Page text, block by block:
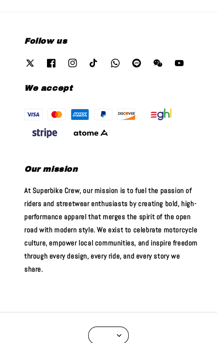
Follow us
We accept
Our mission
At Superbike Crew, our mission is to fuel the passion of
riders and streetwear enthusiasts by creating bold, high-
performance apparel that merges the spirit of the open
road with modern style. We exist to celebrate motorcycle
culture, empower local communities, and inspire freedom
through every design, every ride, and every story we
share.